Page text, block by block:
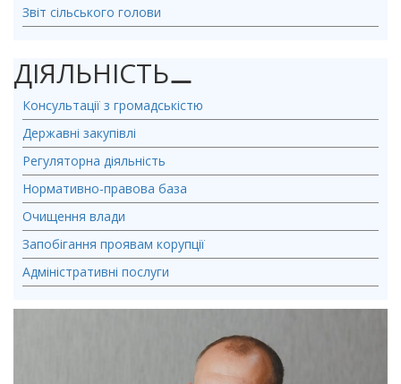
Звіт сільського голови
ДІЯЛЬНІСТЬ⚊
Консультації з громадськістю
Державні закупівлі
Регуляторна діяльність
Нормативно-правова база
Очищення влади
Запобігання проявам корупції
Адміністративні послуги